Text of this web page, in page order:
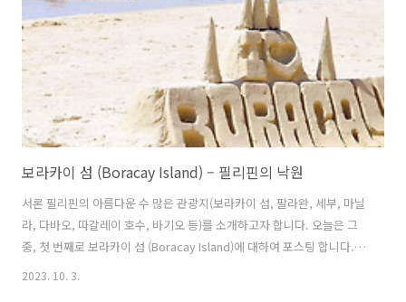
보라카이 섬 (Boracay Island) – 필리핀의 낙원
서론 필리핀의 아름다운 수 많은 관광지(보라카이 섬, 팔라완, 세부, 마닐
라, 다바오, 따갈레이 호수, 바기오 등)를 소개하고자 합니다. 오늘은 그
중, 첫 번째로 보라카이 섬 (Boracay Island)에 대하여 포스팅 합니다.
오로지 필자의 시각에서 순위를 정하고 글을 쓰는 것이므로 착오 없기를
2023. 10. 3.